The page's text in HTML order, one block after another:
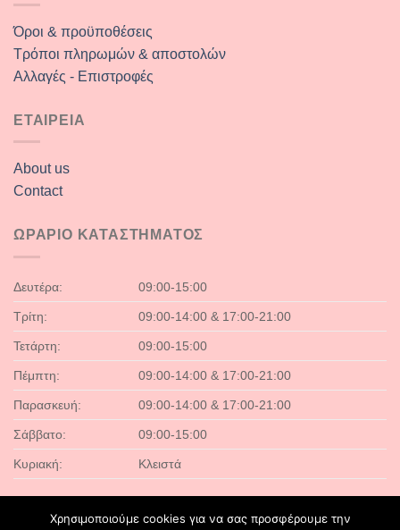
Όροι & προϋποθέσεις
Τρόποι πληρωμών & αποστολών
Αλλαγές - Επιστροφές
ΕΤΑΙΡΕΙΑ
About us
Contact
ΩΡΑΡΙΟ ΚΑΤΑΣΤΗΜΑΤΟΣ
Δευτέρα: 09:00-15:00
Τρίτη: 09:00-14:00 & 17:00-21:00
Τετάρτη: 09:00-15:00
Πέμπτη: 09:00-14:00 & 17:00-21:00
Παρασκευή: 09:00-14:00 & 17:00-21:00
Σάββατο: 09:00-15:00
Κυριακή: Κλειστά
Χρησιμοποιούμε cookies για να σας προσφέρουμε την